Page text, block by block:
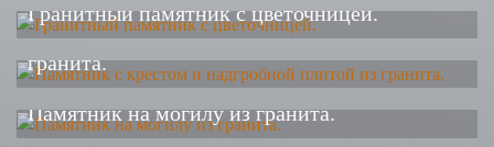
Гранитный памятник с цветочницей.
Памятник с крестом и надгробной плитой из
гранита.
Памятник на могилу из гранита.